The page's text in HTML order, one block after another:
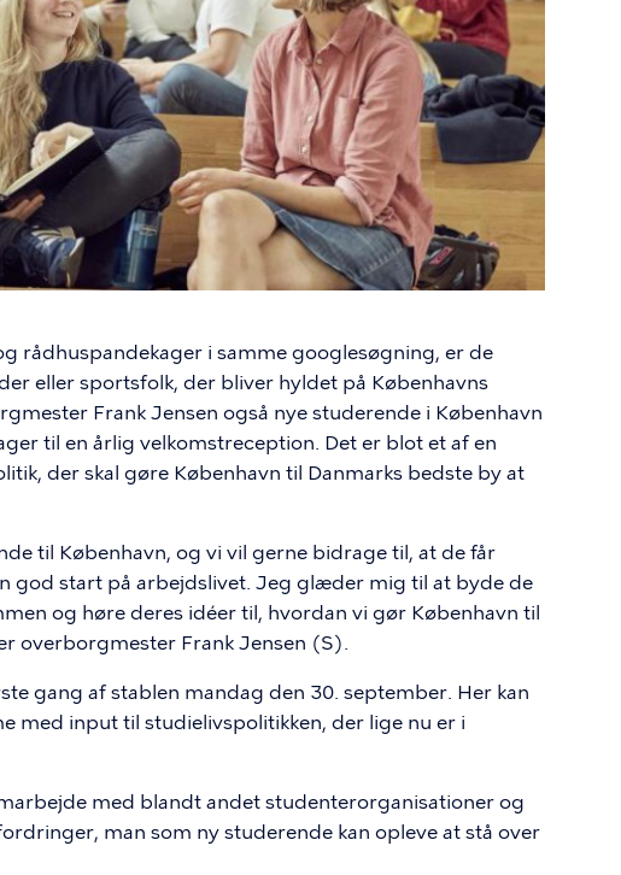
rådhuspandekager i samme googlesøgning, er de
eller sportsfolk, der bliver hyldet på Københavns
Frank Jensen også nye studerende i København
til en årlig velkomstreception. Det er blot et af en
der skal gøre København til Danmarks bedste by at
til København, og vi vil gerne bidrage til, at de får
god start på arbejdslivet. Jeg glæder mig til at byde de
og høre deres idéer til, hvordan vi gør København til
overborgmester Frank Jensen (S).
gang af stablen mandag den 30. september. Her kan
med input til studielivspolitikken, der lige nu er i
med blandt andet studenterorganisationer og
man som ny studerende kan opleve at stå over